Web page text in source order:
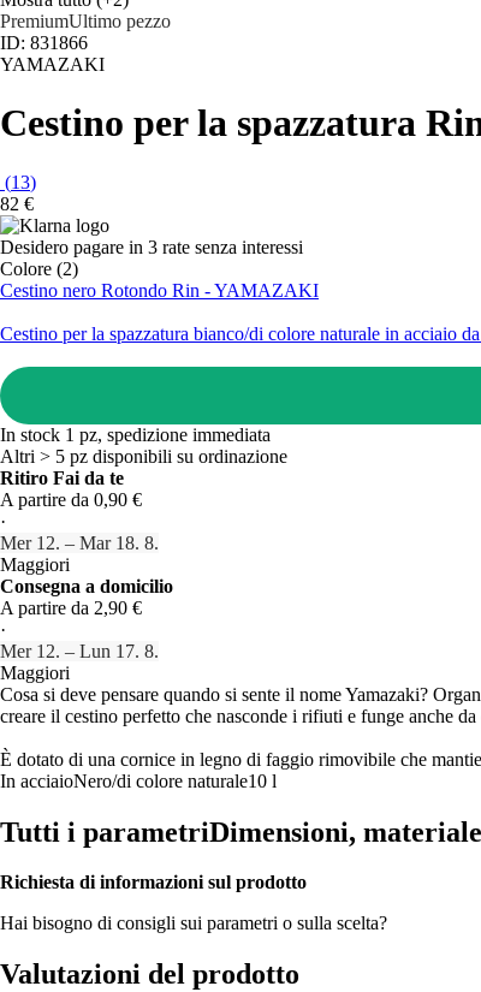
PremiumUltimo pezzo
ID: 831866
YAMAZAKI
Cestino per la spazzatura
(13)
82 €
Desidero pagare in 3 rate senza interessi
Colore (2)
Cestino nero Rotondo Rin - YAMAZAKI
Cestino per la spazzatura bianco/di colore naturale in
In stock 1 pz, spedizione immediata
Altri > 5 pz disponibili su ordinazione
Ritiro Fai da te
A partire da 0,90 €
·
Mer 12. – Mar 18. 8.
Maggiori
Consegna a domicilio
A partire da 2,90 €
·
Mer 12. – Lun 17. 8.
Maggiori
Cosa si deve pensare quando si sente il nome Yamazaki?
creare il cestino perfetto che nasconde i rifiuti e funge anche da
È dotato di una cornice in legno di faggio rimovibile che
In acciaioNero/di colore naturale10 l
Tutti i parametriDimensioni,
Richiesta di informazioni sul prodotto
Hai bisogno di consigli sui parametri o sulla scelta?
Valutazioni del prodotto